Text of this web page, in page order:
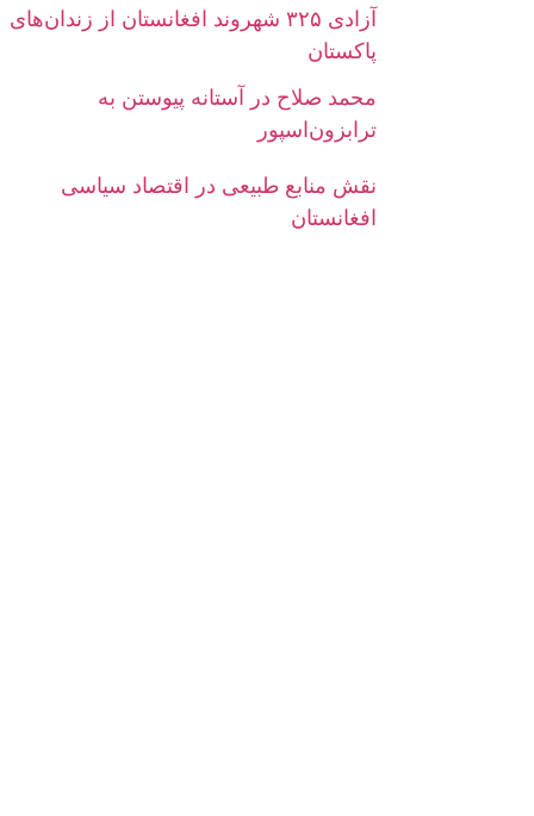
آزادی ۳۲۵ شهروند افغانستان از زندان‌های
پاکستان
محمد صلاح در آستانه پیوستن به
ترابزون‌اسپور
نقش منابع طبیعی در اقتصاد سیاسی
افغانستان